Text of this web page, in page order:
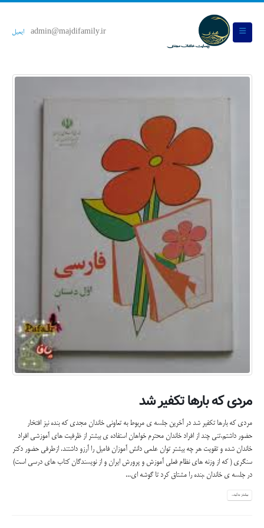
admin@majdifamily.ir ایمیل
مردی که بارها تکفیر شد
مردی که بارها تکفیر شد در آخرین جلسه ی مربوط به تعاونی خاندان مجدی که بنده نیز افتخار
حضور داشتم،تنی چند از افراد خاندان محترم خواهان استفاده ی بیشتر از ظرفیت های آموزشی افراد
خاندان شده و تقویت هر چه بیشتر توان علمی دانش آموزان فامیل را آرزو داشتند. ازطرفی حضور دکتر
سنگری ( که از وزنه های نظام فعلی آموزش و پرورش ایران و از نویسندگان کتاب های درسی است)
در جلسه ی خاندان ،بنده را مشتاق کرد تا گوشه ای...
بیشتر بدانید...